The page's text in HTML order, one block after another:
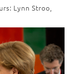
Lynn Stroo,